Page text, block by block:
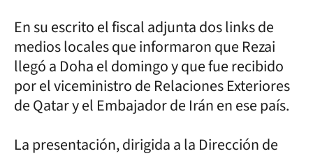
En su escrito el fiscal adjunta dos links de
medios locales que informaron que Rezai
llegó a Doha el domingo y que fue recibido
por el viceministro de Relaciones Exteriores
de Qatar y el Embajador de Irán en ese país.
La presentación, dirigida a la Dirección de